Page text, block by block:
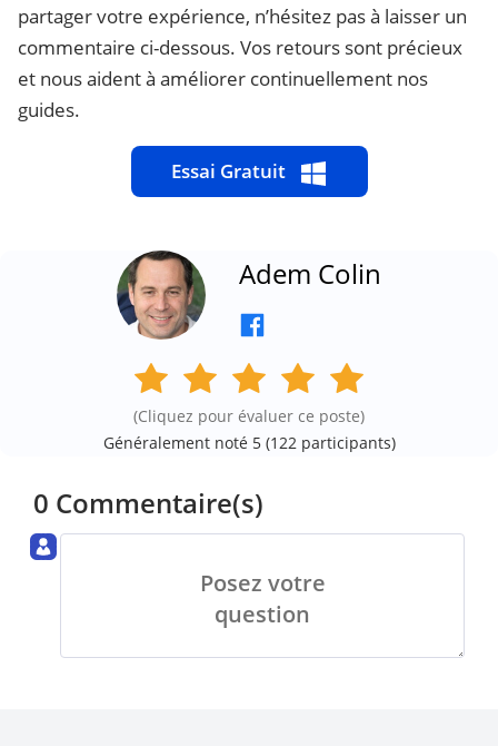
partager votre expérience, n’hésitez pas à laisser un
commentaire ci-dessous. Vos retours sont précieux
et nous aident à améliorer continuellement nos
guides.
Essai Gratuit
Adem Colin
(Cliquez pour évaluer ce poste)
Généralement noté 5 (122participants)
0 Commentaire(s)
Posez votre
question